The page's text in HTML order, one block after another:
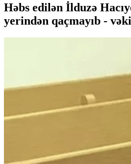
Həbs edilən İlduzə
yerindən qaçmayıb -